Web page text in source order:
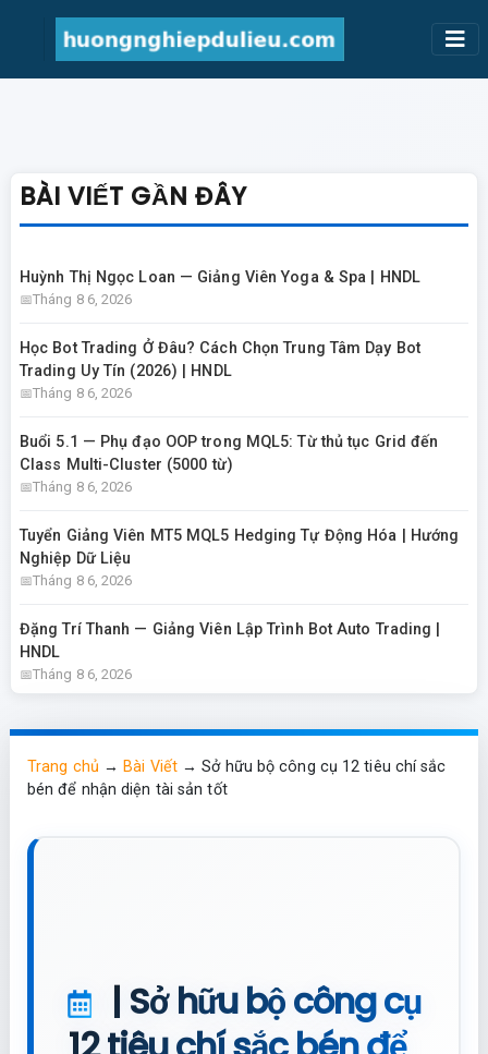
BÀI VIẾT GẦN ĐÂY
Huỳnh Thị Ngọc Loan — Giảng Viên Yoga & Spa | HNDL
Tháng 8 6, 2026
Học Bot Trading Ở Đâu? Cách Chọn Trung Tâm Dạy Bot
Trading Uy Tín (2026) | HNDL
Tháng 8 6, 2026
Buổi 5.1 — Phụ đạo OOP trong MQL5: Từ thủ tục Grid đến
Class Multi-Cluster (5000 từ)
Tháng 8 6, 2026
Tuyển Giảng Viên MT5 MQL5 Hedging Tự Động Hóa | Hướng
Nghiệp Dữ Liệu
Tháng 8 6, 2026
Đặng Trí Thanh — Giảng Viên Lập Trình Bot Auto Trading |
HNDL
Tháng 8 6, 2026
Trang chủ →Bài Viết→Sở hữu bộ công cụ 12 tiêu chí sắc
bén để nhận diện tài sản tốt
| Sở hữu bộ công cụ